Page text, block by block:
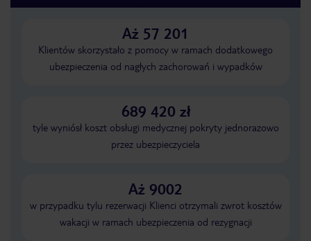
Aż 57 201
Klientów skorzystało z pomocy w ramach dodatkowego
ubezpieczenia od nagłych zachorowań i wypadków
689 420 zł
tyle wyniósł koszt obsługi medycznej pokryty jednorazowo
przez ubezpieczyciela
Aż 9002
w przypadku tylu rezerwacji Klienci otrzymali zwrot kosztów
wakacji w ramach ubezpieczenia od rezygnacji